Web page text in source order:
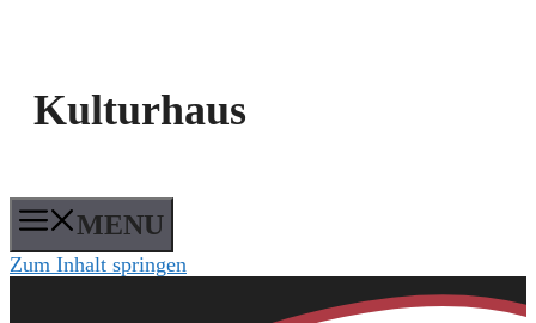
Kulturhaus
MENU
Zum Inhalt springen